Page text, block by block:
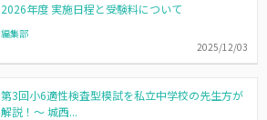
2026年度 実施日程と受験料について
編集部
2025/12/03
第3回小6適性検査型模試を私立中学校の先生方が
解説！～ 城西...